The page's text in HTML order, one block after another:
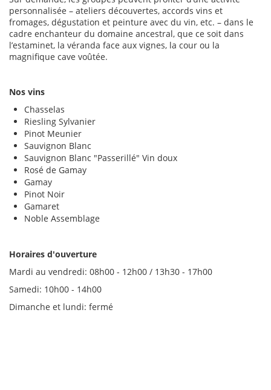
personnalisée – ateliers découvertes, accords vins et
fromages, dégustation et peinture avec du vin, etc. – dans le
cadre enchanteur du domaine ancestral, que ce soit dans
l’estaminet, la véranda face aux vignes, la cour ou la
magnifique cave voûtée.
Nos vins
Chasselas
Riesling Sylvanier
Pinot Meunier
Sauvignon Blanc
Sauvignon Blanc "Passerillé" Vin doux
Rosé de Gamay
Gamay
Pinot Noir
Gamaret
Noble Assemblage
Horaires d'ouverture
Mardi au vendredi: 08h00 - 12h00 / 13h30 - 17h00
Samedi: 10h00 - 14h00
Dimanche et lundi: fermé